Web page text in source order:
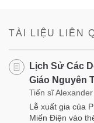
TÀI LIỆU LIÊN
Lịch Sử Các
Giáo Nguyên
Tiến sĩ
Lễ xuất gia của
Miến Điện vào